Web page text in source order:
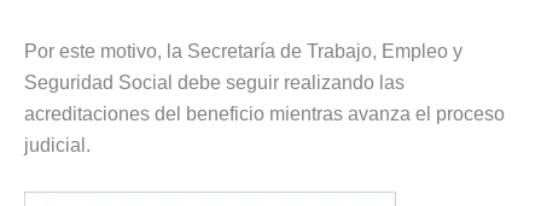
Por este motivo, la Secretaría de Trabajo, Empleo y
Seguridad Social debe seguir realizando las
acreditaciones del beneficio mientras avanza el proceso
judicial.